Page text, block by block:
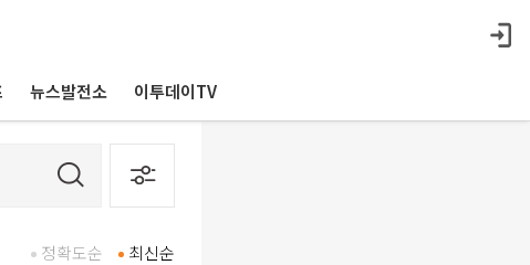
뉴스발전소 이투데이TV
최신순
정확도순